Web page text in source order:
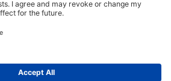
Verlag Verlag